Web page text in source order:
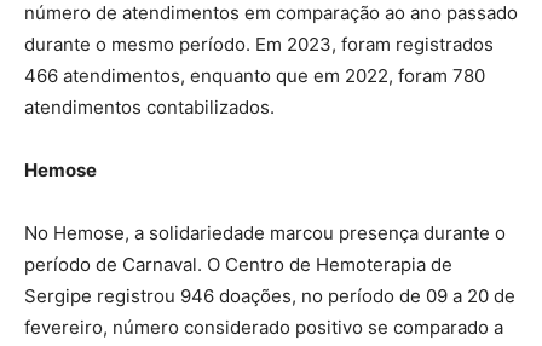
número de atendimentos em comparação ao ano passado
durante o mesmo período. Em 2023, foram registrados
466 atendimentos, enquanto que em 2022, foram 780
atendimentos contabilizados.
Hemose
No Hemose, a solidariedade marcou presença durante o
período de Carnaval. O Centro de Hemoterapia de
Sergipe registrou 946 doações, no período de 09 a 20 de
fevereiro, número considerado positivo se comparado a